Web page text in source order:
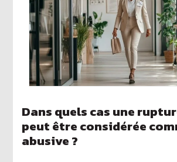
Dans quels cas une
peut être considérée
abusive ?